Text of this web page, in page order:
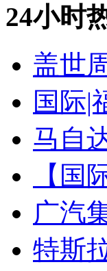
24小时
盖世
国际|
马自
【国
广汽
特斯